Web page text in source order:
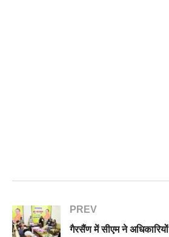
PREV